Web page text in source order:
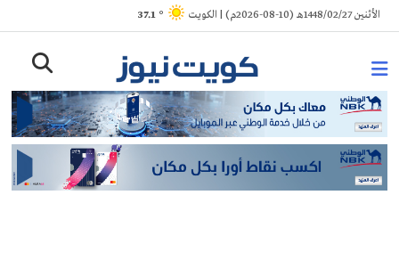
Skip
to
الأثنين 1448/02/27هـ (10-08-2026م) | الكويت ° 37.1